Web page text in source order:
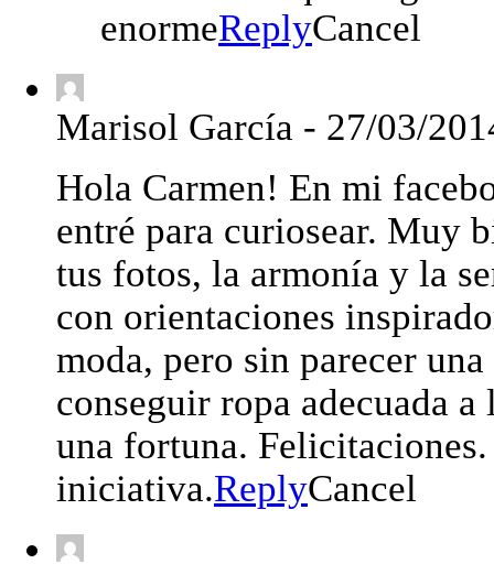
enormeReplyCancel
Marisol García - 27/03/
Hola Carmen! En mi
entré para curiosear. Muy
tus fotos, la armonía y la
con orientaciones
moda, pero sin parecer
conseguir ropa adecuada
una fortuna.
iniciativa.ReplyCancel